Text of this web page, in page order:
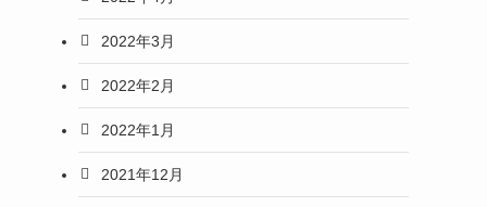
2022年3月
2022年2月
2022年1月
2021年12月